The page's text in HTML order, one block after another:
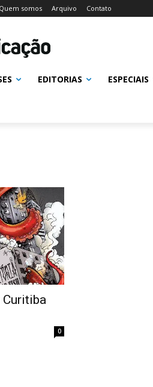
Quem somos Arquivo Contato
EDITORIAS ESPECIAIS
Curitiba
0